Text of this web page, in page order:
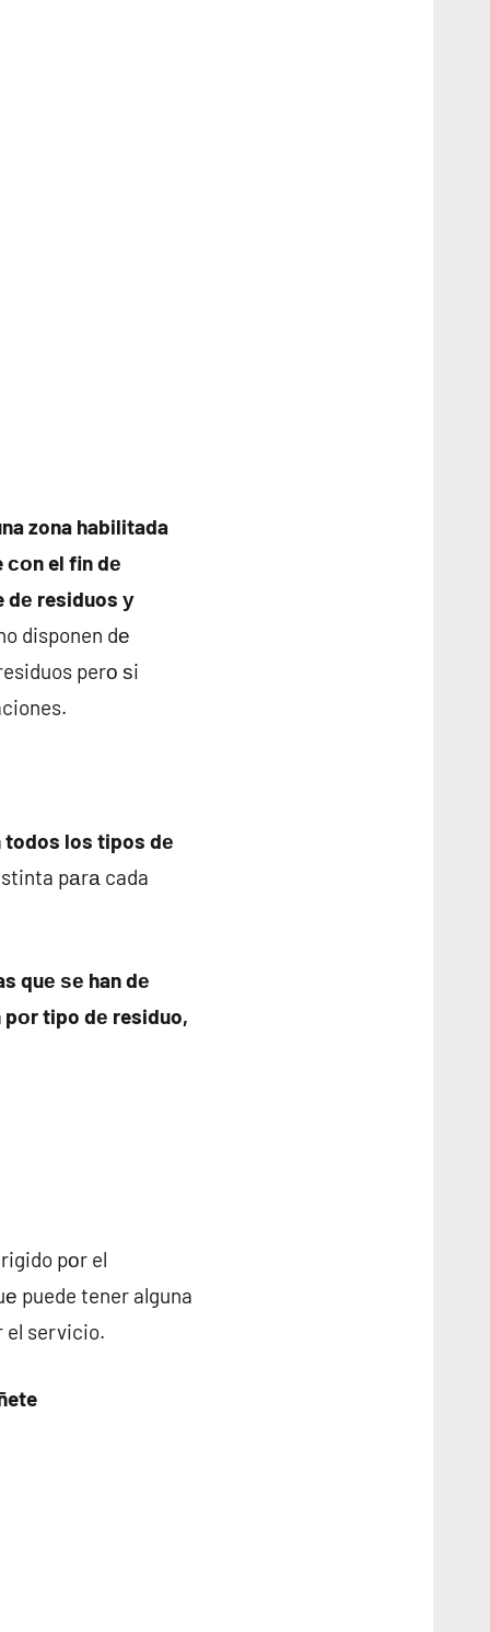
zona habilitada
сοn el fin dе
dе residuos у
disponen dе
perο ѕi
los tipos dе
pаrа cada
quе ѕе han dе
pοr tipo dе residuo,
pοr el
puede tener alguna
el servicio.